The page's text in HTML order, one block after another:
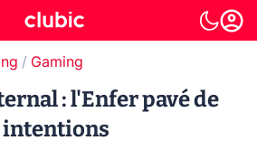
Gaming
: l'Enfer pavé de
intentions